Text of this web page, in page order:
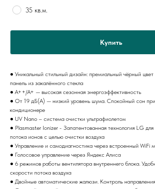
35 кв.м.
Купить
● Уникальный стильный дизайн: премиальный чёрный цвет
панель из закалённого стекла
● A++/A+ — высокая сезонная энергоэффективность
● От 19 дБ(А) — низкий уровень шума. Спокойный сон
кондиционере
● UV Nano – система очистки ультрафиолетом
● Plasmaster Ionizer - Запатентованная технология LG
потока ионов с целью очистки воздуха
● Управление и самодиагностика через встроенный WiFi
● Голосовое управление через Яндекс Алиса
● 6 режимов работы вентилятора внутреннего блока.
скорости потока воздуха
● Двойные автоматические жалюзи. Контроль направления